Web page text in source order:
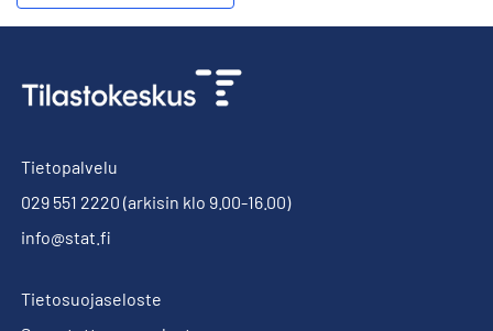
Tietopalvelu
029 551 2220 (arkisin klo 9.00-16.00)
info@stat.fi
Tietosuojaseloste